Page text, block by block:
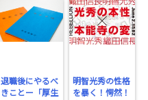
退職後にやるべ
きことー「厚生
明智光秀の性格
を暴く！愕然！